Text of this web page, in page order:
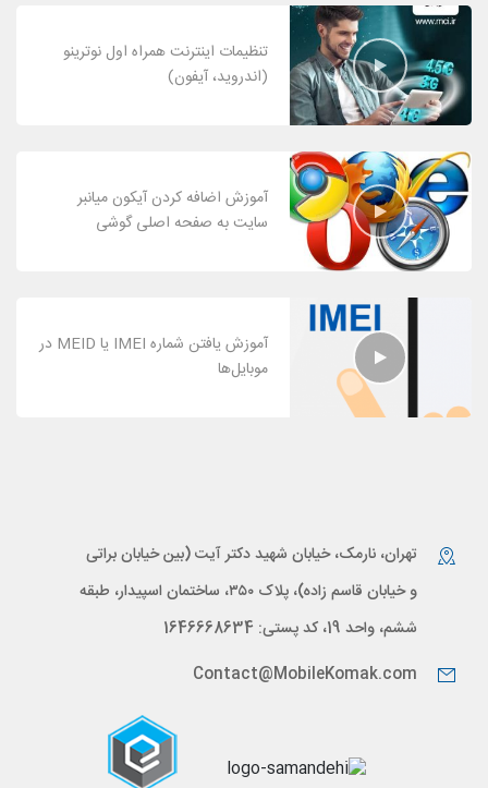
تنظیمات اینترنت همراه اول نوترینو
(اندروید، آیفون)
آموزش اضافه کردن آیکون میانبر
سایت به صفحه اصلی گوشی
آموزش یافتن شماره IMEI یا MEID در
موبایل‌ها
تهران، نارمک، خیابان شهید دکتر آیت (بین خیابان براتی
و خیابان قاسم زاده)، پلاک ۳۵۰، ساختمان اسپیدار، طبقه
ششم، واحد 19، کد پستی: 1646668634
Contact@MobileKomak.com